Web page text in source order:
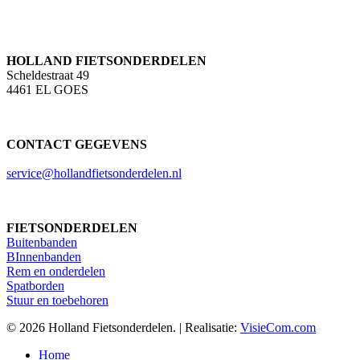
HOLLAND FIETSONDERDELEN
Scheldestraat 49
4461 EL GOES
CONTACT GEGEVENS
service@hollandfietsonderdelen.nl
FIETSONDERDELEN
Buitenbanden
BInnenbanden
Rem en onderdelen
Spatborden
Stuur en toebehoren
© 2026 Holland Fietsonderdelen. | Realisatie: VisieCom.com
Close
Home